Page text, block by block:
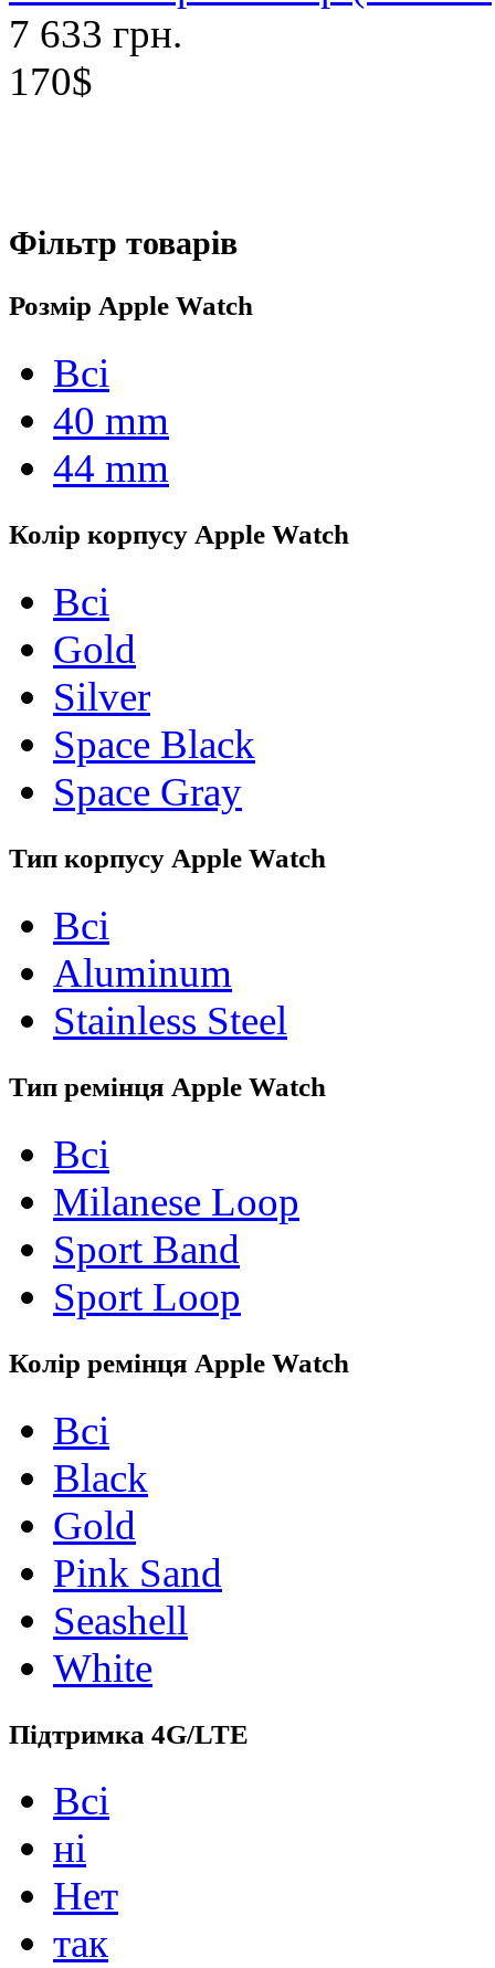
7 633 грн.
170$
Фільтр товарів
Розмір Apple Watch
Всі
40 mm
44 mm
Колір корпусу Apple Watch
Всі
Gold
Silver
Space Black
Space Gray
Тип корпусу Apple Watch
Всі
Aluminum
Stainless Steel
Тип ремінця Apple Watch
Всі
Milanese Loop
Sport Band
Sport Loop
Колір ремінця Apple Watch
Всі
Black
Gold
Pink Sand
Seashell
White
Підтримка 4G/LTE
Всі
ні
Нет
так